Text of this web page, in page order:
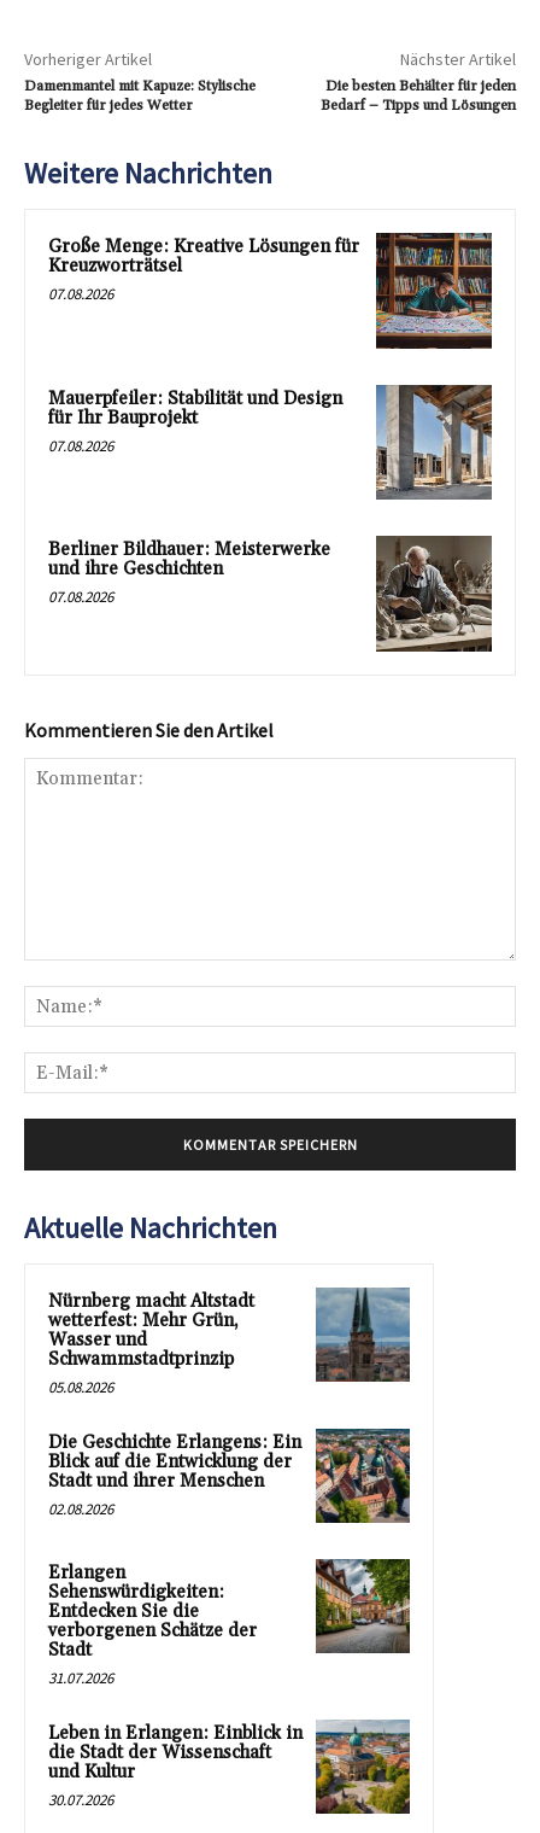
Vorheriger Artikel
Damenmantel mit Kapuze: Stylische
Begleiter für jedes Wetter
Nächster Artikel
Die besten Behälter für jeden
Bedarf – Tipps und Lösungen
Weitere Nachrichten
Große Menge: Kreative Lösungen für
Kreuzworträtsel
07.08.2026
Mauerpfeiler: Stabilität und Design
für Ihr Bauprojekt
07.08.2026
Berliner Bildhauer: Meisterwerke
und ihre Geschichten
07.08.2026
Kommentieren Sie den Artikel
Aktuelle Nachrichten
Nürnberg macht Altstadt
wetterfest: Mehr Grün,
Wasser und
Schwammstadtprinzip
05.08.2026
Die Geschichte Erlangens: Ein
Blick auf die Entwicklung der
Stadt und ihrer Menschen
02.08.2026
Erlangen
Sehenswürdigkeiten:
Entdecken Sie die
verborgenen Schätze der
Stadt
31.07.2026
Leben in Erlangen: Einblick in
die Stadt der Wissenschaft
und Kultur
30.07.2026